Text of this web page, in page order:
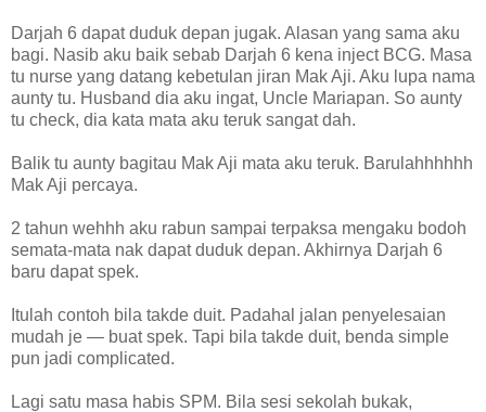
Darjah 6 dapat duduk depan jugak. Alasan yang sama aku
bagi. Nasib aku baik sebab Darjah 6 kena inject BCG. Masa
tu nurse yang datang kebetulan jiran Mak Aji. Aku lupa nama
aunty tu. Husband dia aku ingat, Uncle Mariapan. So aunty
tu check, dia kata mata aku teruk sangat dah.
Balik tu aunty bagitau Mak Aji mata aku teruk. Barulahhhhhh
Mak Aji percaya.
2 tahun wehhh aku rabun sampai terpaksa mengaku bodoh
semata-mata nak dapat duduk depan. Akhirnya Darjah 6
baru dapat spek.
Itulah contoh bila takde duit. Padahal jalan penyelesaian
mudah je — buat spek. Tapi bila takde duit, benda simple
pun jadi complicated.
Lagi satu masa habis SPM. Bila sesi sekolah bukak,